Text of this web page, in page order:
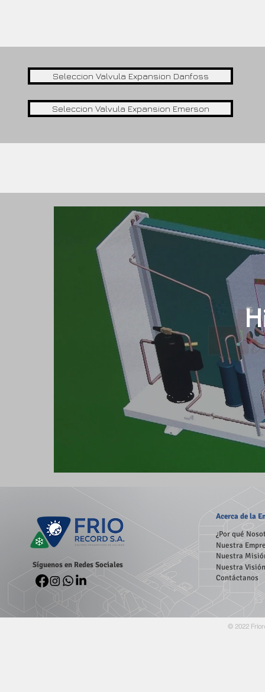
Seleccion Valvula Expansion Danfoss
Seleccion Valvula Expansion Emerson
Síguenos en Redes Sociales
Acercade la
¿Por qué
Nuestra
Nuestra
Nuestra Visión
Contáctanos
© 2022